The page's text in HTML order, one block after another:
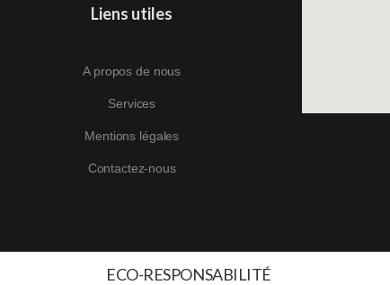
Liens utiles
A propos de nous
Services
Mentions légales
Contactez-nous
ECO-RESPONSABILITÉ